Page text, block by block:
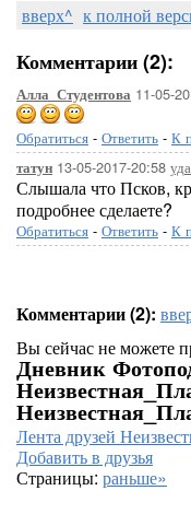
вверх^ к полной
Комментарии (2):
Алла_Студентова 11-05-
Обратиться - Ответить - К
татун 13-05-2017-20:58
Слышала что Псков,
подробнее сделаете?
Обратиться - Ответить - К
Комментарии (2):
Вы сейчас не можете
Дневник
Лента друзей
Добавить в друзья
Страницы: раньше»